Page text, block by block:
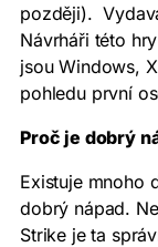
později).
Návrháři této
jsou Windows,
pohledu první
Proč je dobrý
Existuje mnoho
dobrý nápad.
Strike je ta